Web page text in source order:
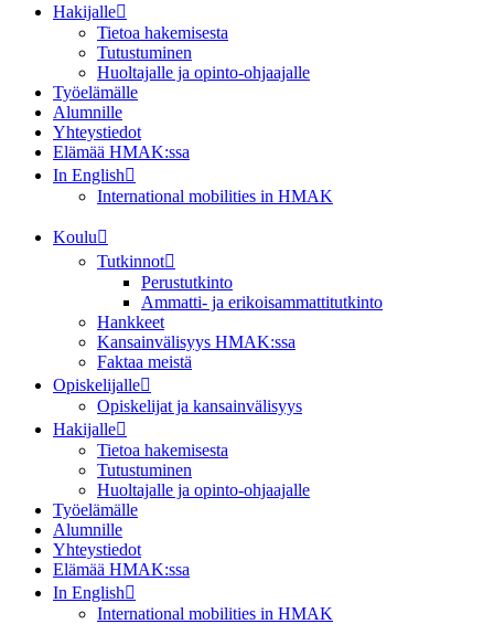
Hakijalle
Tietoa hakemisesta
Tutustuminen
Huoltajalle ja opinto-ohjaajalle
Työelämälle
Alumnille
Yhteystiedot
Elämää HMAK:ssa
In English
International mobilities in HMAK
Koulu
Tutkinnot
Perustutkinto
Ammatti- ja erikoisammattitutkinto
Hankkeet
Kansainvälisyys HMAK:ssa
Faktaa meistä
Opiskelijalle
Opiskelijat ja kansainvälisyys
Hakijalle
Tietoa hakemisesta
Tutustuminen
Huoltajalle ja opinto-ohjaajalle
Työelämälle
Alumnille
Yhteystiedot
Elämää HMAK:ssa
In English
International mobilities in HMAK